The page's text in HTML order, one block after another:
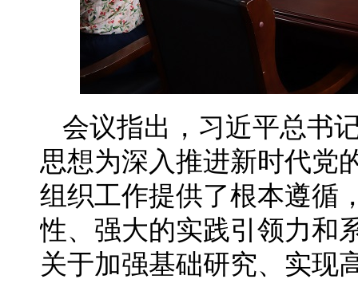
会议指出，习近平总书
思想为深入推进新时代党
组织工作提供了根本遵循
性、强大的实践引领力和
关于加强基础研究、实现